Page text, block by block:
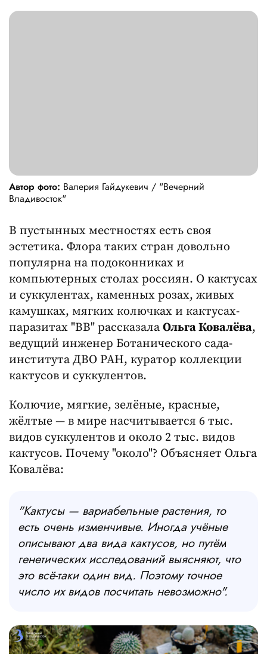
Автор фото: Валерия Гайдукевич / "Вечерний
Владивосток"
В пустынных местностях есть своя
эстетика. Флора таких стран довольно
популярна на подоконниках и
компьютерных столах россиян. О кактусах
и суккулентах, каменных розах, живых
камушках, мягких колючках и кактусах-
паразитах "ВВ" рассказала Ольга Ковалёва,
ведущий инженер Ботанического сада-
института ДВО РАН, куратор коллекции
кактусов и суккулентов.
Колючие, мягкие, зелёные, красные,
жёлтые — в мире насчитывается 6 тыс.
видов суккулентов и около 2 тыс. видов
кактусов. Почему "около"? Объясняет Ольга
Ковалёва:
"Кактусы — вариабельные растения, то
есть очень изменчивые. Иногда учёные
описывают два вида кактусов, но путём
генетических исследований выясняют, что
это всё-таки один вид. Поэтому точное
число их видов посчитать невозможно".